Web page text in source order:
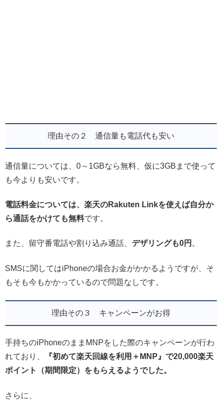
理由その２ 通信量も電話代も安い
通信量については、0～1GBなら無料、仮に3GBまで使って
も今よりも安いです。
電話料金については、楽天のRakuten Linkを使えば自分か
ら通話をかけても無料です。
また、留守番電話や割り込み通話、 デザリングも0円 。
SMSに関してはiPhoneの場合お金がかかるようですが、そ
もそも今もかかっているので問題なしです。
理由その３ キャンペーンがお得
手持ちのiPhoneのままMNPをした際のキャンペーンが行わ
れており、
『初めて楽天回線を利用＋MNP』で20,000楽天
ポイント（期間限定）をもらえるようでした。
さらに、